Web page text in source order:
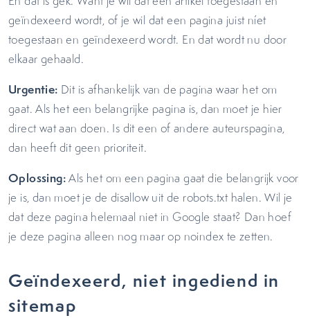
geïndexeerd wordt, of je wil dat een pagina juist níet
toegestaan en geïndexeerd wordt. En dat wordt nu door
elkaar gehaald.
Urgentie: Dit is afhankelijk van de pagina waar het om
gaat. Als het een belangrijke pagina is, dan moet je hier
direct wat aan doen. Is dit een of andere auteurspagina,
dan heeft dit geen prioriteit.
Oplossing:Als het om een pagina gaat die belangrijk voor
je is, dan moet je de disallow uit de robots.txt halen. Wil je
dat deze pagina helemaal niet in Google staat? Dan hoef
je deze pagina alleen nog maar op noindex te zetten.
Geïndexeerd, niet ingediend in
sitemap